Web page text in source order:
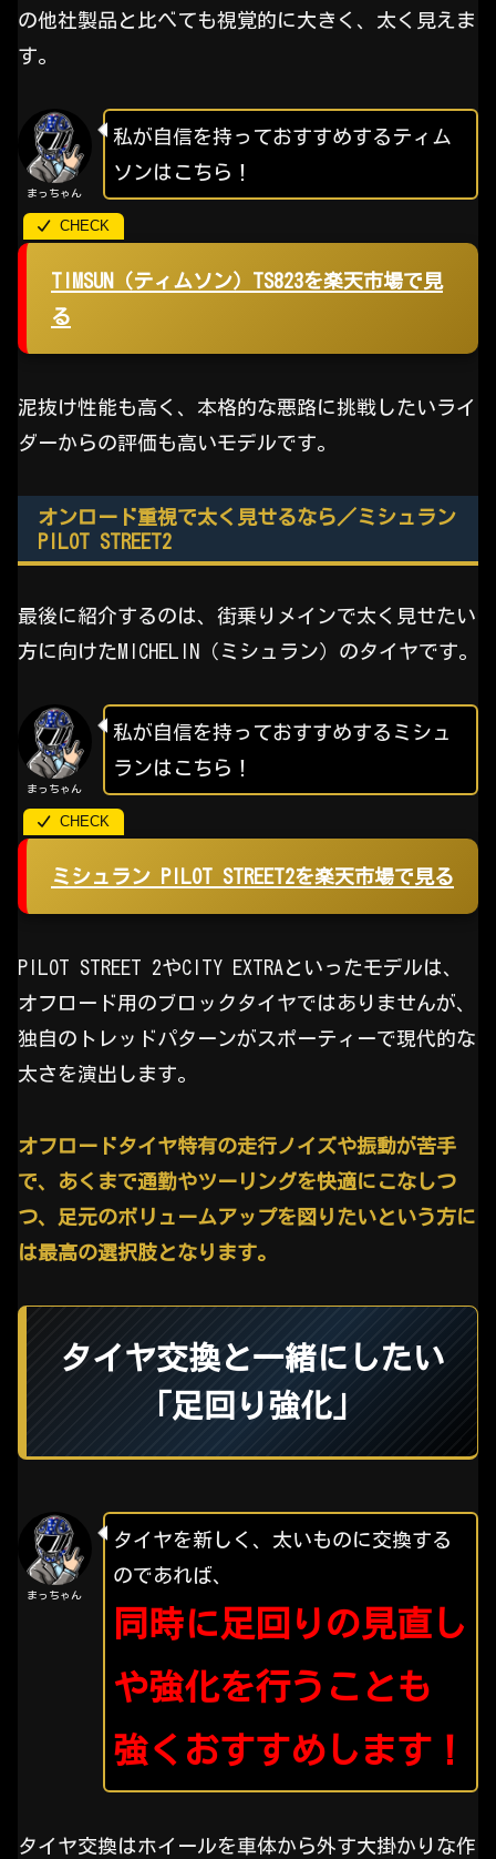
の他社製品と比べても視覚的に大きく、太く見えま
す。
まっちゃん
私が自信を持っておすすめするティム
ソンはこちら！
TIMSUN（ティムソン）TS823を楽天市場で見
る
泥抜け性能も高く、本格的な悪路に挑戦したいライ
ダーからの評価も高いモデルです。
オンロード重視で太く見せるなら／ミシュラン
PILOT STREET2
最後に紹介するのは、街乗りメインで太く見せたい
方に向けたMICHELIN（ミシュラン）のタイヤです。
まっちゃん
私が自信を持っておすすめするミシュ
ランはこちら！
ミシュラン PILOT STREET2を楽天市場で見る
PILOT STREET 2やCITY EXTRAといったモデルは、
オフロード用のブロックタイヤではありませんが、
独自のトレッドパターンがスポーティーで現代的な
太さを演出します。
オフロードタイヤ特有の走行ノイズや振動が苦手
で、あくまで通勤やツーリングを快適にこなしつ
つ、足元のボリュームアップを図りたいという方に
は最高の選択肢となります。
タイヤ交換と一緒にしたい
「足回り強化」
まっちゃん
タイヤを新しく、太いものに交換する
のであれば、
同時に足回りの見直し
や強化を行うことも
強くおすすめします！
タイヤ交換はホイールを車体から外す大掛かりな作